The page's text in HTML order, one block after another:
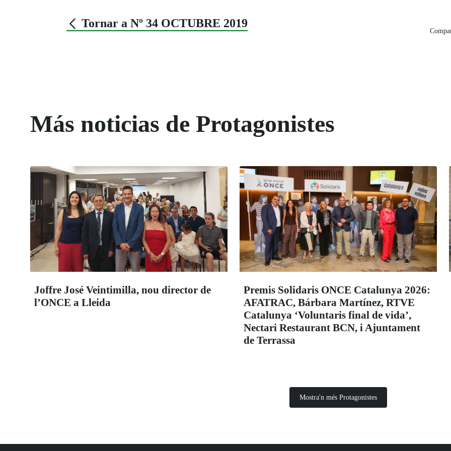
Tornar a Nº 34 OCTUBRE 2019
Más noticias de Protagonistes
Joffre José Veintimilla, nou director de
l’ONCE a Lleida
Premis Solidaris ONCE Catalunya 2026:
AFATRAC, Bárbara Martínez, RTVE
Catalunya ‘Voluntaris final de vida’,
Nectari Restaurant BCN, i Ajuntament
de Terrassa
Mostra'n més Protagonistes